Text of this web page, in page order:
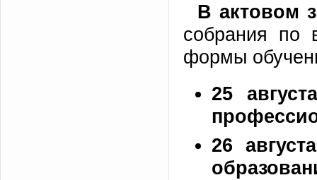
В актовом
собрания по
формы
25
26